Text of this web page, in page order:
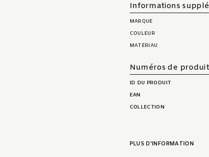
Informations
MARQUE
COULEUR
MATÉRIAU
Numéros de produit
ID DU PRODUIT
EAN
COLLECTION
PLUS D'INFORMATION